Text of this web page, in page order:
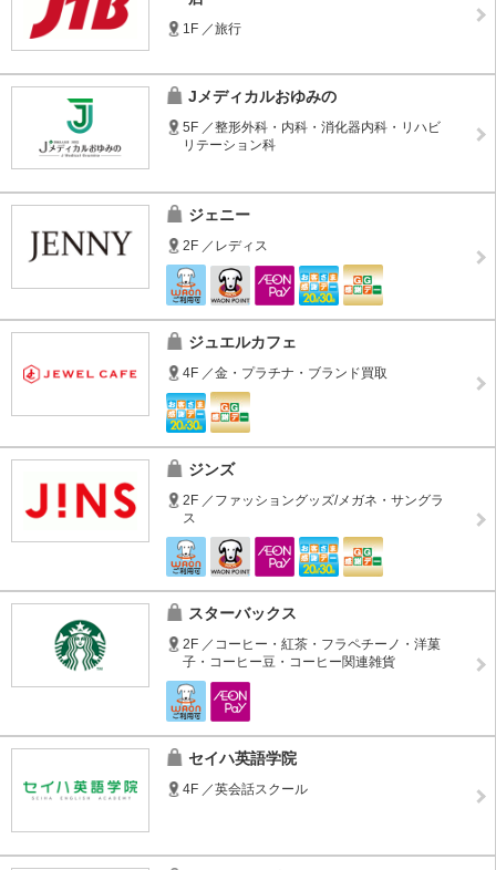
1F ／旅行
Jメディカルおゆみの
5F ／整形外科・内科・消化器内科・リハビ
リテーション科
ジェニー
2F ／レディス
ジュエルカフェ
4F ／金・プラチナ・ブランド買取
ジンズ
2F ／ファッショングッズ/メガネ・サングラ
ス
スターバックス
2F ／コーヒー・紅茶・フラペチーノ・洋菓
子・コーヒー豆・コーヒー関連雑貨
セイハ英語学院
4F ／英会話スクール